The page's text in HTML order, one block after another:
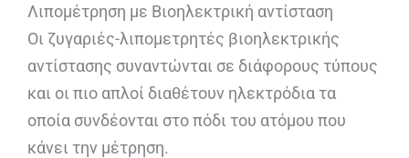
Λιπομέτρηση με Βιοηλεκτρική αντίσταση
Οι ζυγαριές-λιπομετρητές βιοηλεκτρικής
αντίστασης συναντώνται σε διάφορους τύπους
και οι πιο απλοί διαθέτουν ηλεκτρόδια τα
οποία συνδέονται στο πόδι του ατόμου που
κάνει την μέτρηση.